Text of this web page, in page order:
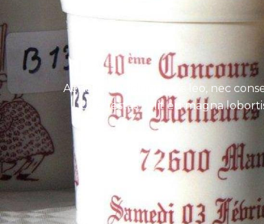
Aenean tincidunt eros leo, nec
Ut egestas velit eu magna